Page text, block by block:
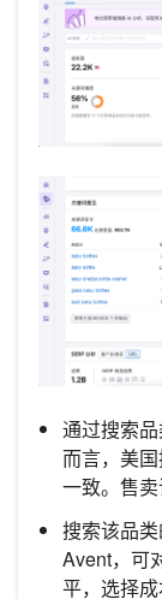
通过搜索
而言，美
一致。售卖
搜索该品
Avent，可
平，选择